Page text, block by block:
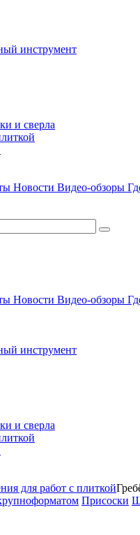
инструмент
и сверла
Новости Видео-обзоры
Новости Видео-обзоры
инструмент
и сверла
для работ с плиткой
Присоски